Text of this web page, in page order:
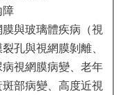
障
膜與玻璃體疾病（視
孔與視網膜剝離、
病視網膜病變、老年
斑部病變、高度近視